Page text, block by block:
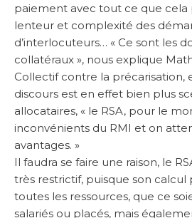
paiement avec tout ce que
lenteur et complexité des
d’interlocuteurs… « Ce sont les
collatéraux », nous explique
Collectif contre la précarisation,
discours est en effet bien plus
allocataires, « le RSA, pour le
inconvénients du RMI et on
avantages. »
Il faudra se faire une raison, le
très restrictif, puisque son
toutes les ressources, que ce
salariés ou placés, mais